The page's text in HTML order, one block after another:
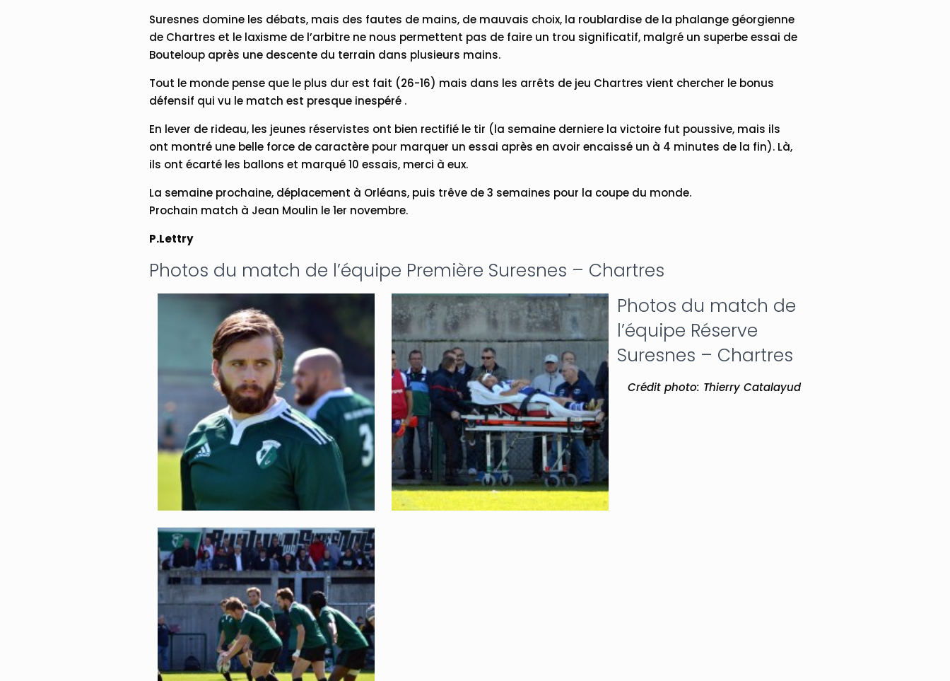
Suresnes domine les débats, mais des fautes de mains, de mauvais choix, la roublardise de la phalange géorgienne
de Chartres et le laxisme de l’arbitre ne nous permettent pas de faire un trou significatif, malgré un superbe essai de
Bouteloup après une descente du terrain dans plusieurs mains.
Tout le monde pense que le plus dur est fait (26-16) mais dans les arrêts de jeu Chartres vient chercher le bonus
défensif qui vu le match est presque inespéré .
En lever de rideau, les jeunes réservistes ont bien rectifié le tir (la semaine derniere la victoire fut poussive, mais ils
ont montré une belle force de caractère pour marquer un essai après en avoir encaissé un à 4 minutes de la fin). Là,
ils ont écarté les ballons et marqué 10 essais, merci à eux.
La semaine prochaine, déplacement à Orléans, puis trêve de 3 semaines pour la coupe du monde.
Prochain match à Jean Moulin le 1er novembre.
P.Lettry
Photos du match de l’équipe Première Suresnes – Chartres
Photos du match de
l’équipe Réserve
Suresnes – Chartres
Crédit photo: Thierry Catalayud